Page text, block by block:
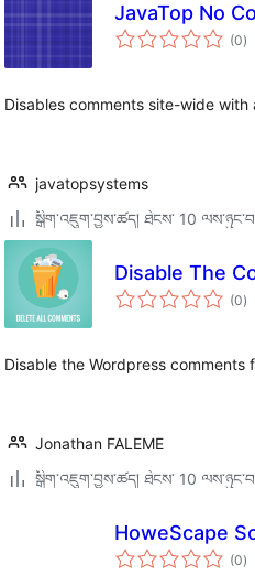
JavaTop No
(0)
Disables comments site-wide
javatopsystems
སྒྲིག་འཇུག་བྱས་ཚད། ཐེངས་ 10
Disable The
(0)
Disable the Wordpress comments
Jonathan FALEME
སྒྲིག་འཇུག་བྱས་ཚད། ཐེངས་ 10
HoweScape
(0)